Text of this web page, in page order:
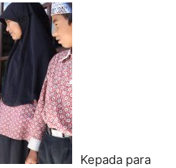
Kepada para